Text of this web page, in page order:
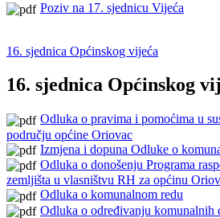
Poziv na 17. sjednicu Vijeća
16. sjednica Općinskog vijeća
16. sjednica Općinskog
Odluka o pravima i pomoćima u
području općine Oriovac
Izmjena i dopuna Odluke o
Odluka o donošenju Programa
zemljišta u vlasništvu RH za općinu
Odluka o komunalnom redu
Odluka o određivanju komunalnih